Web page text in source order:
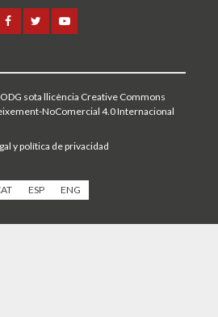
sota llicència Creative Commons
NoComercial 4.0 Internacional
y política de privacidad
ESP ENG